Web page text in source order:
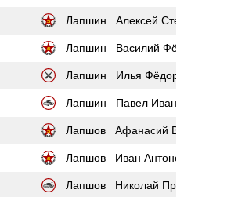
Лапшин Алексей Степанович
Лапшин Василий Фёдорович
Лапшин Илья Фёдорович
Лапшин Павел Иванович
Лапшов Афанасий Васильевич
Лапшов Иван Антонович
Лапшов Николай Прокофьевич